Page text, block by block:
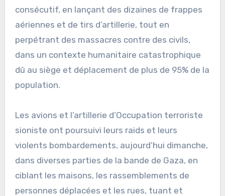
consécutif, en lançant des dizaines de frappes
aériennes et de tirs d’artillerie, tout en
perpétrant des massacres contre des civils,
dans un contexte humanitaire catastrophique
dû au siège et déplacement de plus de 95% de la
population.
Les avions et l’artillerie d’Occupation terroriste
sioniste ont poursuivi leurs raids et leurs
violents bombardements, aujourd’hui dimanche,
dans diverses parties de la bande de Gaza, en
ciblant les maisons, les rassemblements de
personnes déplacées et les rues, tuant et